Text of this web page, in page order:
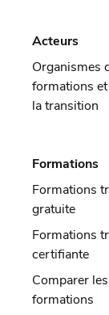
Acteurs
Organismes
formations
la transition
Formations
Formations
gratuite
Formations
certifiante
Comparer les
formations